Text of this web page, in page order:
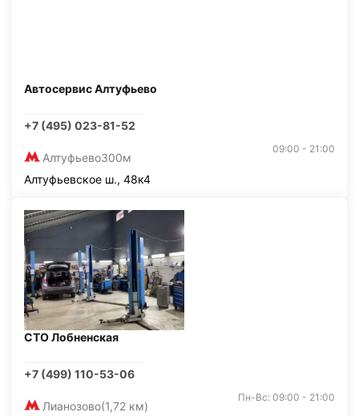
Автосервис Алтуфьево
+7 (495) 023-81-52
Алтуфьево300м
09:00 - 21:00
Алтуфьевское ш., 48к4
СТО Лобненская
+7 (499) 110-53-06
Лианозово(1,72 км)
Пн-Вс: 09:00 - 21:00